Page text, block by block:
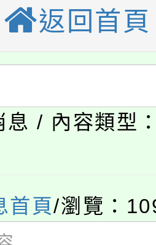
，詳情可洽有
能研習
教育及科技
習
農教育專業人
」8/29、30在
場!
1時於龍潭區
27日，桃園電
園市運動會8/
返回首頁
/ 內容類型
首頁/瀏覽：